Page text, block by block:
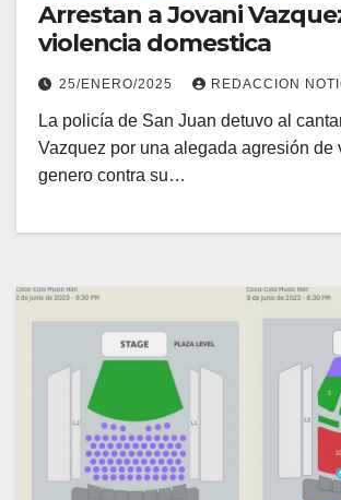
Arrestan a Jovani
violencia domestica
25/ENERO/2025 REDACCION
La policía de San Juan detuvo al
Vazquez por una alegada agresión de
genero contra su…